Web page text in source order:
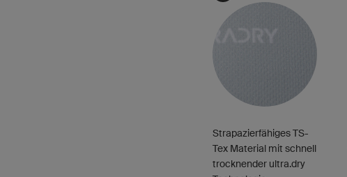
Strapazierfähiges TS-
Tex Material mit schnell
trocknender ultra.dry